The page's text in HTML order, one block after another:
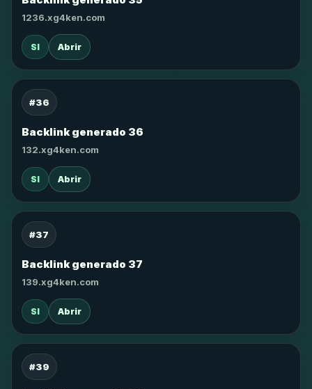
1236.xg4ken.com
SI Abrir
#36
Backlink generado 36
132.xg4ken.com
SI Abrir
#37
Backlink generado 37
139.xg4ken.com
SI Abrir
#39